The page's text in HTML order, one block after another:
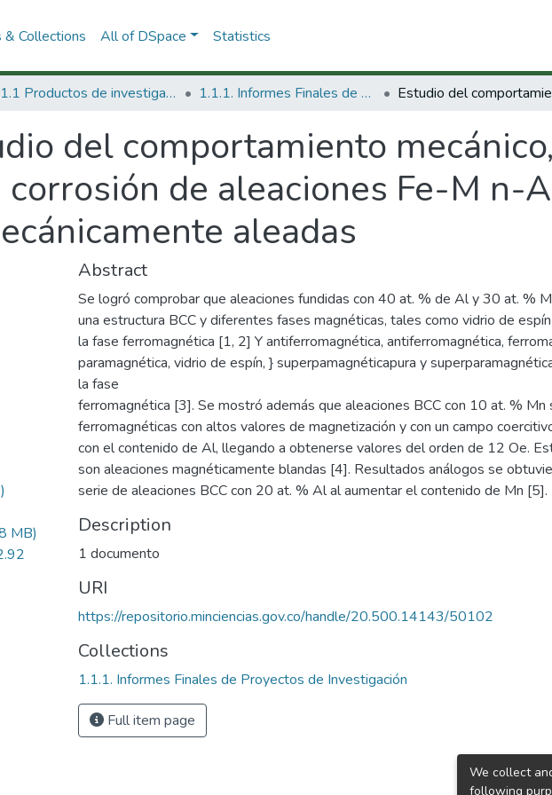
& Collections All of DSpace Statistics
1.1 Productos de investigación 1.1.1. Informes Finales de Proyectos de Investigación
del comportamiento mecánico,
de aleaciones Fe-M n-
aleadas
MB)
Abstract
Se logró comprobar que aleaciones fundidas con 40 at. % de Al y 30 at. %
una estructura BCC y diferentes fases magnéticas, tales como vidrio de
la fase ferromagnética [1, 2] Y antiferromagnética, antiferromagnética,
paramagnética, vidrio de espín, } superpamagnéticapura y
la fase
ferromagnética [3]. Se mostró además que aleaciones BCC con 10 at. % Mn
ferromagnéticas con altos valores de magnetización y con un campo
con el contenido de Al, llegando a obtenerse valores del orden de 12 Oe.
son aleaciones magnéticamente blandas [4]. Resultados análogos se
serie de aleaciones BCC con 20 at. % Al al aumentar el contenido de Mn [5].
Description
1 documento
URI
https://repositorio.minciencias.gov.co/handle/20.500.14143/50102
Collections
1.1.1. Informes Finales de Proyectos de Investigación
Full item page
We collect
following